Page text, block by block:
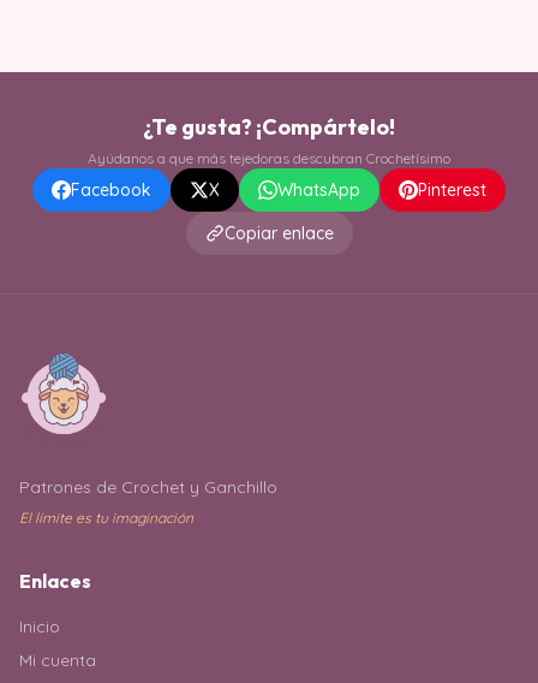
¿Te gusta? ¡Compártelo!
Ayúdanos a que más tejedoras descubran Crochetísimo
Facebook X WhatsApp
Pinterest
Copiar enlace
Patrones de Crochet y Ganchillo
El límite es tu imaginación
Enlaces
Inicio
Mi cuenta